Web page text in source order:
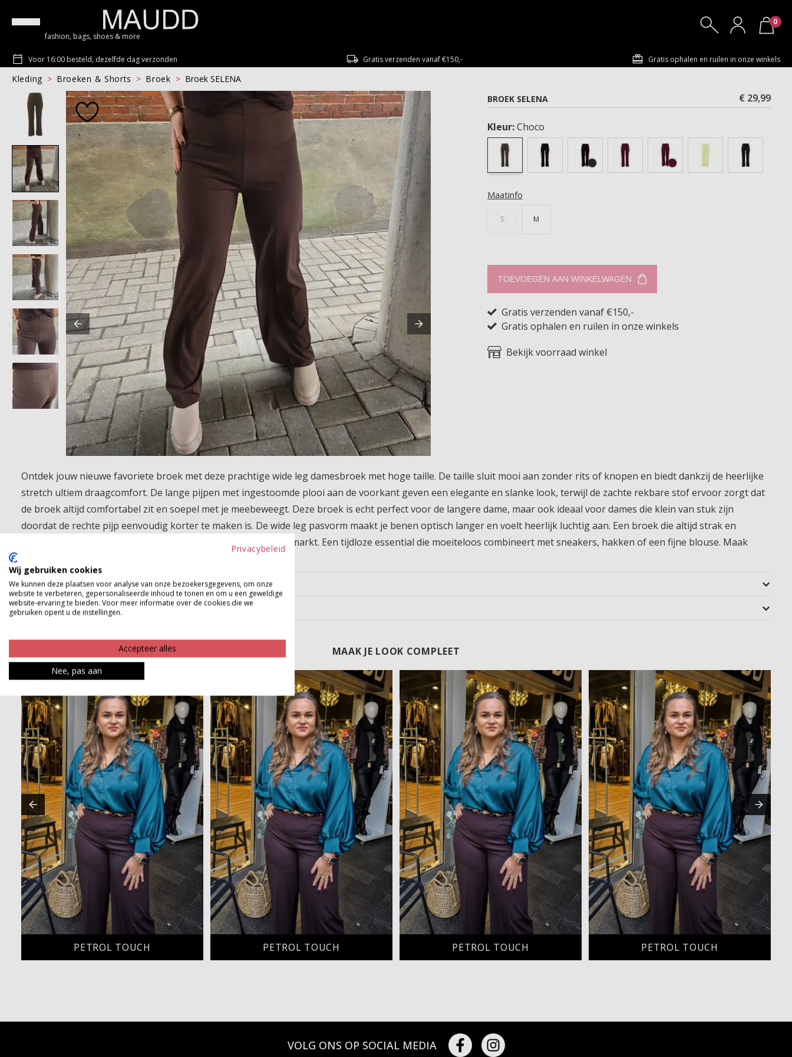
fashion, bags, shoes & more
0
Voor 16:00 besteld, dezelfde dag verzonden Gratis verzenden vanaf €150,- Gratis ophalen en ruilen in onze winkels
Kleding Broeken & Shorts Broek
Broek SELENA
BROEK SELENA
€ 29,99
Kleur:Choco
Maatinfo
S M
TOEVOEGEN AAN WINKELWAGEN
Gratis verzenden vanaf €150,-
Gratis ophalen en ruilen in onze winkels
Bekijk voorraad winkel
Ontdek jouw nieuwe favoriete broek met deze prachtige wide leg damesbroek met hoge taille. De taille sluit mooi aan zonder rits of knopen en biedt dankzij de heerlijke
stretch ultiem draagcomfort. De lange pijpen met ingestoomde plooi aan de voorkant geven een elegante en slanke look, terwijl de zachte rekbare stof ervoor zorgt dat
de broek altijd comfortabel zit en soepel met je meebeweegt. Deze broek is echt perfect voor de langere dame, maar ook ideaal voor dames die klein van stuk zijn
doordat de rechte pijp eenvoudig korter te maken is. De wide leg pasvorm maakt je benen optisch langer en voelt heerlijk luchtig aan. Een broek die altijd strak en
verzorgd staat, zelfs als je dag niet verder komt dan de supermarkt. Een tijdloze essential die moeiteloos combineert met sneakers, hakken of een fijne blouse. Maak
Product kenmerken
Betaalinformatie
MAAK JE LOOK COMPLEET
PETROL TOUCH PETROL TOUCH PETROL TOUCH PETROL TOUCH
VOLG ONS OP SOCIAL MEDIA
Privacybeleid
Wij gebruiken cookies
We kunnen deze plaatsen voor analyse van onze bezoekersgegevens, om onze
website te verbeteren, gepersonaliseerde inhoud te tonen en om u een geweldige
website-ervaring te bieden. Voor meer informatie over de cookies die we
gebruiken opent u de instellingen.
Accepteer alles
Nee, pas aan